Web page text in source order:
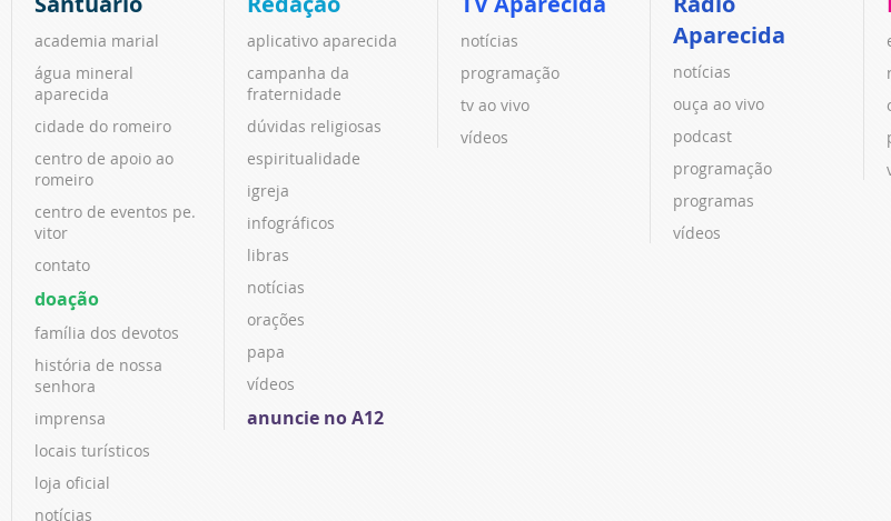
academia marial
água mineral
aparecida
cidade do romeiro
centro de apoio ao
romeiro
centro de eventos pe.
vitor
contato
doação
família dos devotos
história de nossa
senhora
imprensa
locais turísticos
loja oficial
notícias
aplicativo aparecida
campanha da
fraternidade
dúvidas religiosas
espiritualidade
igreja
infográficos
libras
notícias
orações
papa
vídeos
anuncie no A12
notícias
programação
tv ao vivo
vídeos
Aparecida
notícias
ouça ao vivo
podcast
programação
programas
vídeos